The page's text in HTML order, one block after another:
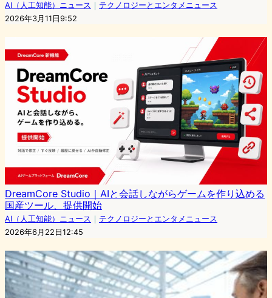
AI（人工知能）ニュース ｜ テクノロジーとエンタメニュース
2026年3月11日9:52
DreamCore Studio｜AIと会話しながらゲームを作り込める
国産ツール、提供開始
AI（人工知能）ニュース ｜ テクノロジーとエンタメニュース
2026年6月22日12:45